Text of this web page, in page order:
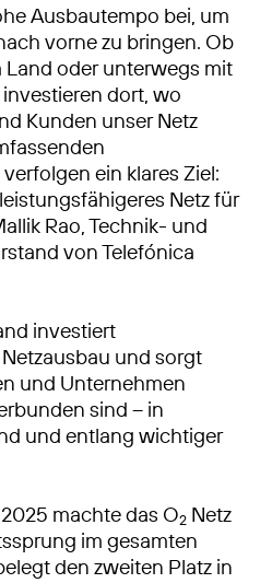
Ausbautempo bei, um
vorne zu bringen. Ob
Land oder unterwegs mit
dort, wo
Kunden unser Netz
ein klares Ziel:
Netz für
Rao, Technik- und
von Telefónica
investiert
und sorgt
und Unternehmen
sind – in
und entlang wichtiger
machte das O2 Netz
im gesamten
den zweiten Platz in